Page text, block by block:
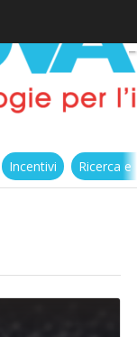
Incentivi Ricerca